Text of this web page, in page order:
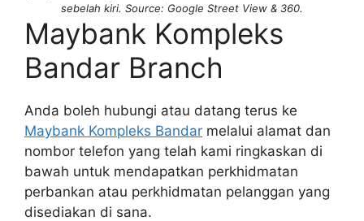
sebelah kiri. Source: Google Street View & 360.
Maybank Kompleks
Bandar Branch
Anda boleh hubungi atau datang terus ke
Maybank Kompleks Bandar melalui alamat dan
nombor telefon yang telah kami ringkaskan di
bawah untuk mendapatkan perkhidmatan
perbankan atau perkhidmatan pelanggan yang
disediakan di sana.